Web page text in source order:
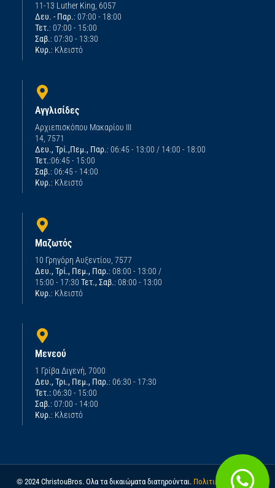
11-13 Luther King, 6057
Δευ. - Παρ.: 07:00 - 18:00
Τετ.: 07:00 - 15:00
Σαβ.: 07:30 - 13:30
Κυρ.: Κλειστό
Αγγλισίδες
Αρχιεπισκόπου Μακαρίου ΙΙΙ
14, 7571
Δευ., Τρί.,Πεμ., Παρ.: 06:45 - 13:00 / 14:00 - 18:00
Τετ.:06:45 - 15:00
Σαβ.: 06:45 - 14:00
Κυρ.: Κλειστό
Μαζωτός
10 Γρηγόρη Αυξεντίου, 7577
Δευ., Τρί., Πεμ., Παρ.: 08:00 - 13:00 /
15:00 - 17:30 Τετ., Σαβ.: 08:00 - 13:00
Κυρ.: Κλειστό
Μενεού
1 Γρίβα Διγενή, 7000
Δευ., Τρι., Πεμ., Παρ.: 06:30 - 17:30
Τετ.:06:30 - 15:00
Σαβ.: 07:00 - 14:00
Κυρ.: Κλειστό
© 2024 ChristouBros. Ολα τα δικαιώματα διατηρούνται. Πολιτική απορρήτου